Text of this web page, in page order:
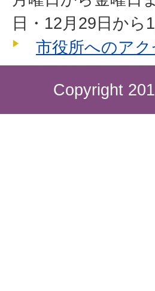
日・12月29日から
市役所へのアク
Copyright